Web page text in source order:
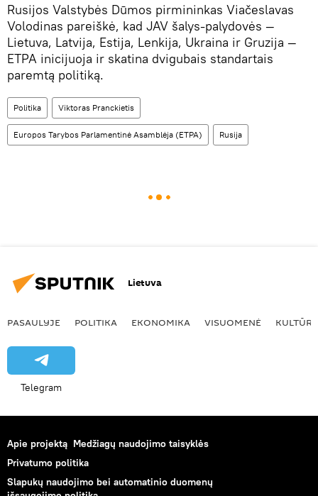
Rusijos Valstybės Dūmos pirmininkas Viačeslavas
Volodinas pareiškė, kad JAV šalys-palydovės —
Lietuva, Latvija, Estija, Lenkija, Ukraina ir Gruzija —
ETPA inicijuoja ir skatina dvigubais standartais
paremtą politiką.
Politika Viktoras Pranckietis
Europos Tarybos Parlamentinė Asamblėja (ETPA) Rusija
Lietuva
PASAULYJE POLITIKA EKONOMIKA VISUOMENĖ KULTŪRA
Telegram
Apie projektą Medžiagų naudojimo taisyklės
Privatumo politika
Slapukų naudojimo bei automatinio duomenų